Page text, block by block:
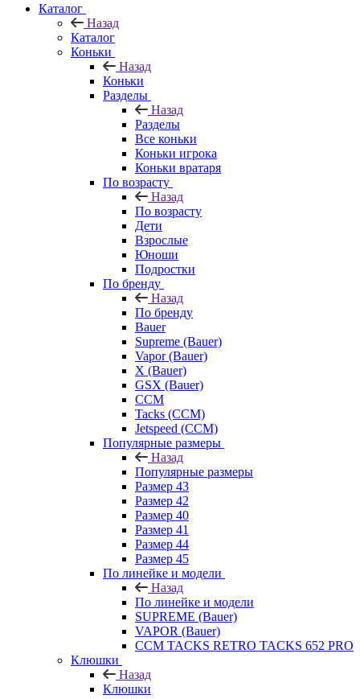
Каталог
Назад
Каталог
Коньки
Назад
Коньки
Разделы
Назад
Разделы
Все коньки
Коньки игрока
Коньки вратаря
По возрасту
Назад
По возрасту
Дети
Взрослые
Юноши
Подростки
По бренду
Назад
По бренду
Bauer
Supreme (Bauer)
Vapor (Bauer)
X (Bauer)
GSX (Bauer)
CCM
Tacks (CCM)
Jetspeed (CCM)
Популярные размеры
Назад
Популярные размеры
Размер 43
Размер 42
Размер 40
Размер 41
Размер 44
Размер 45
По линейке и модели
Назад
По линейке и модели
SUPREME (Bauer)
VAPOR (Bauer)
CCM TACKS RETRO TACKS 652 PRO
Клюшки
Назад
Клюшки